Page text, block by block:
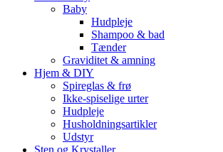
Baby
Hudpleje
Shampoo & bad
Tænder
Graviditet & amning
Hjem & DIY
Spireglas & frø
Ikke-spiselige urter
Hudpleje
Husholdningsartikler
Udstyr
Sten og Krystaller